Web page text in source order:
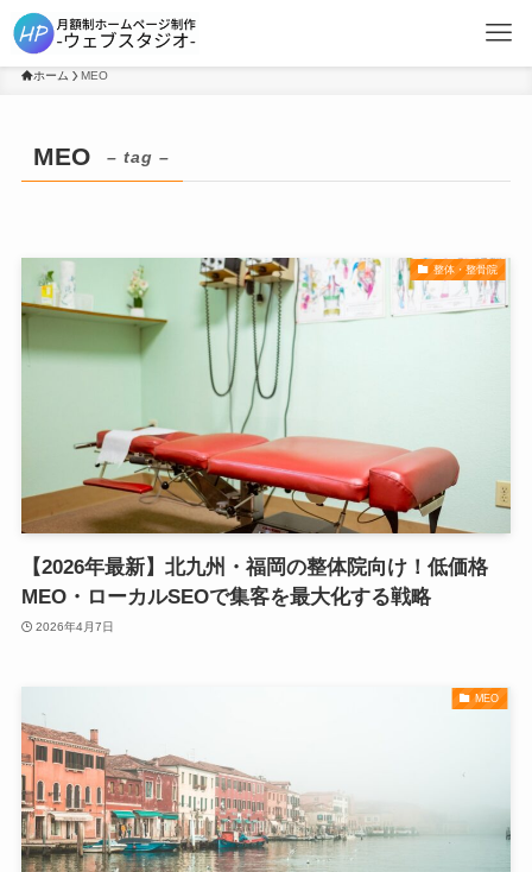
ホーム MEO
MEO – tag –
整体・整骨院
【2026年最新】北九州・福岡の整体院向け！低価格
MEO・ローカルSEOで集客を最大化する戦略
2026年4月7日
MEO